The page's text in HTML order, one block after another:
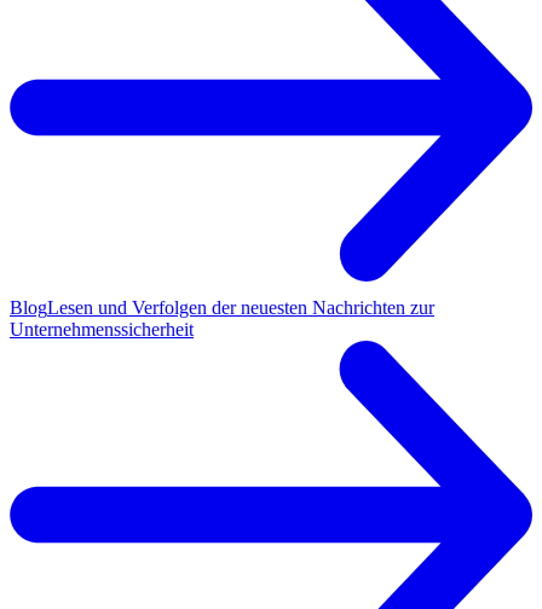
BlogLesen und Verfolgen der neuesten Nachrichten zur
Unternehmenssicherheit